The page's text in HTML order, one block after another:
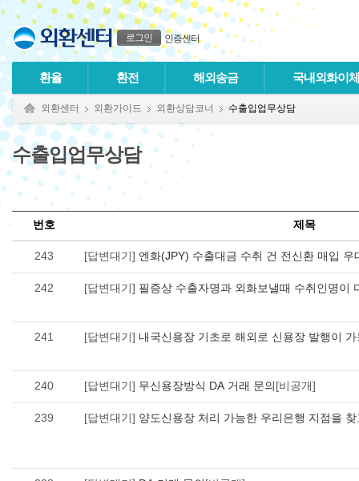
본문으로 바로가기
푸터 바로가기
로그인 인증센터
환율 환전 해외송금 국내외화이체
외환센터 외환가이드 외환상담코너 수출입업무상담
수출입업무상담
번호 제목
243 [답변대기] 엔화(JPY) 수출대금 수취 건 전신환 매입 우
242 [답변대기] 필증상 수출자명과 외화보낼때 수취인명이
241 [답변대기] 내국신용장 기초로 해외로 신용장 발행이
240 [답변대기] 무신용장방식 DA 거래 문의[비공개]
239 [답변대기] 양도신용장 처리 가능한 우리은행 지점을